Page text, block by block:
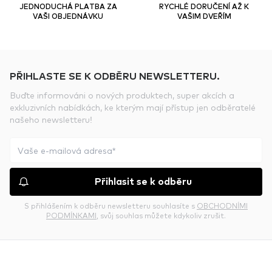
JEDNODUCHÁ PLATBA ZA
VAŠI OBJEDNÁVKU
RYCHLÉ DORUČENÍ AŽ K
VAŠIM DVEŘÍM
PŘIHLASTE SE K ODBĚRU NEWSLETTERU.
Buďte informováni o nových produktech, super akcích a
exkluzivních nabídkách, ke kterým mají přístup jen odběratelé
našeho newsletteru!
Přihlasit se k odběru
S přihlášením k odběru newsletteru souhlasíte s OBCHODNÍMI
PODMÍNKAMI , svůj souhlas můžete kdykoliv zrušit.